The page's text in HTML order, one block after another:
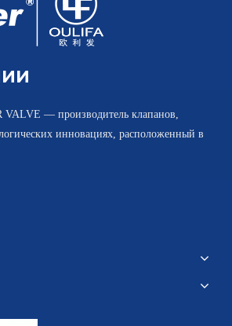
— производитель клапанов,
инновациях, расположенный в